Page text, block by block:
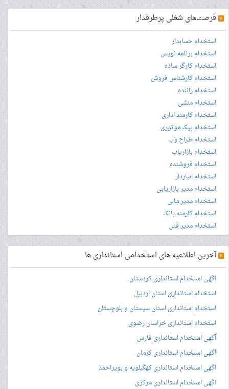
» فرصت‌های شغلی پرطرفدار
استخدام حسابدار
استخدام برنامه نویس
استخدام کارگر ساده
استخدام کارشناس فروش
استخدام راننده
استخدام منشی
استخدام کارمند اداری
استخدام پیک موتوری
استخدام طراح وب
استخدام بازاریاب
استخدام فروشنده
استخدام انباردار
استخدام مدیر بازاریابی
استخدام مدیر مالی
استخدام کارمند بانک
استخدام مدیر فنی
»آخرین اطلاعیه های استخدامی استانداری ها
آگهی استخدام استانداری کردستان
استخدام استانداری استان اردبیل
استخدام استانداری استان سیستان و بلوچستان
استخدام استانداری خراسان رضوی
آگهی استخدام استانداری فارس
آگهی استخدام استانداری کرمان
آگهی استخدام استانداری کهگیلویه و بویراحمد
آگهی استخدام استانداری مرکزی